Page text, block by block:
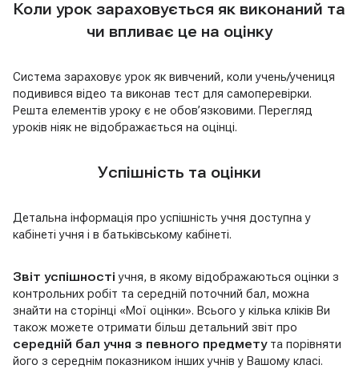
Коли урок зараховується як виконаний та
чи впливає це на оцінку
Система зараховує урок як вивчений, коли учень/учениця
подивився відео та виконав тест для самоперевірки.
Решта елементів уроку є не обов’язковими. Перегляд
уроків ніяк не відображається на оцінці.
Успішність та оцінки
Детальна інформація про успішність учня доступна у
кабінеті учня і в батьківському кабінеті.
Звіт успішності учня, в якому відображаються оцінки з
контрольних робіт та середній поточний бал, можна
знайти на сторінці «Мої оцінки». Всього у кілька кліків Ви
також можете отримати більш детальний звіт про
середній бал учня з певного предметута порівняти
його з середнім показником інших учнів у Вашому класі.